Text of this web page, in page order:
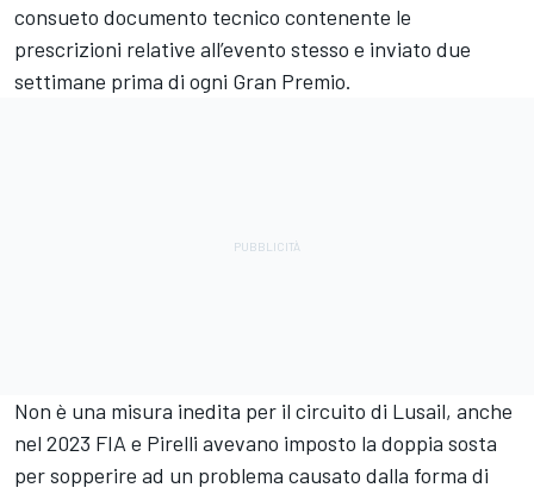
consueto documento tecnico contenente le
prescrizioni relative all’evento stesso e inviato due
settimane prima di ogni Gran Premio.
Non è una misura inedita per il circuito di Lusail, anche
nel 2023 FIA e Pirelli avevano imposto la doppia sosta
per sopperire ad un problema causato dalla forma di